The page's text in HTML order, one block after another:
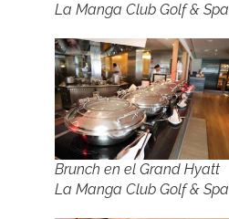
La Manga Club Golf & Spa
Brunch en el Grand Hyatt
La Manga Club Golf & Spa